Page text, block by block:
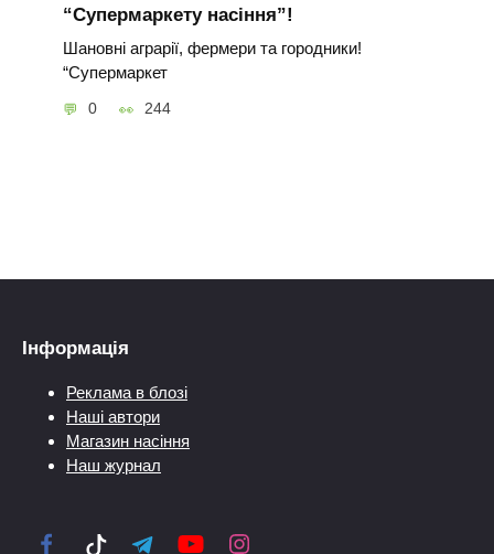
“Супермаркету насіння”!
Шановні аграрії, фермери та городники!
“Супермаркет
0 244
Інформація
Реклама в блозі
Наші автори
Магазин насіння
Наш журнал